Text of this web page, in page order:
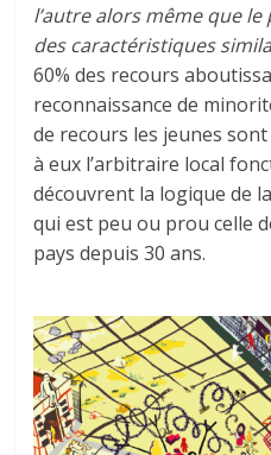
l’autre alors même que
des caractéristiques
60% des recours
reconnaissance de
de recours les jeunes sont
à eux l’arbitraire local
découvrent la logique de
qui est peu ou prou celle
pays depuis 30 ans.